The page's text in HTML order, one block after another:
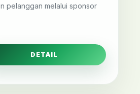
pelanggan melalui sponsor
DETAIL